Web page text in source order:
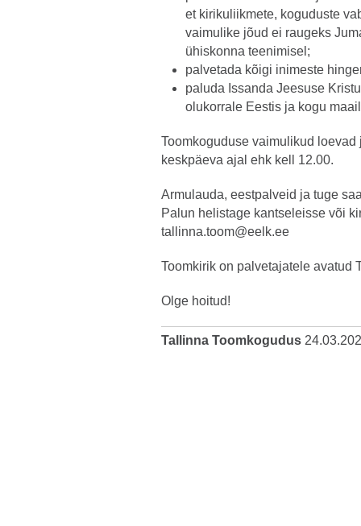
et kirikuliikmete, koguduste
vaimulike jõud ei raugeks
ühiskonna teenimisel;
palvetada kõigi inimeste
paluda Issanda Jeesuse
olukorrale Eestis ja kogu
Toomkoguduse vaimulikud
keskpäeva ajal ehk kell 12.00.
Armulauda, eestpalveid ja tuge
Palun helistage kantseleisse või
tallinna.toom@eelk.ee
Toomkirik on palvetajatele avatud
Olge hoitud!
Tallinna Toomkogudus